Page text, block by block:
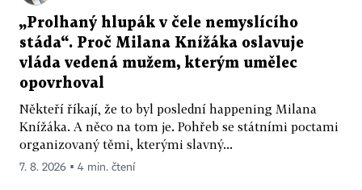
„Prolhaný hlupák v čele nemyslícího
stáda“. Proč Milana Knížáka oslavuje
vláda vedená mužem, kterým umělec
opovrhoval
Někteří říkají, že to byl poslední happening Milana
Knížáka. A něco na tom je. Pohřeb se státními poctami
organizovaný těmi, kterými slavný...
7. 8. 2026 ▪ 4 min. čtení